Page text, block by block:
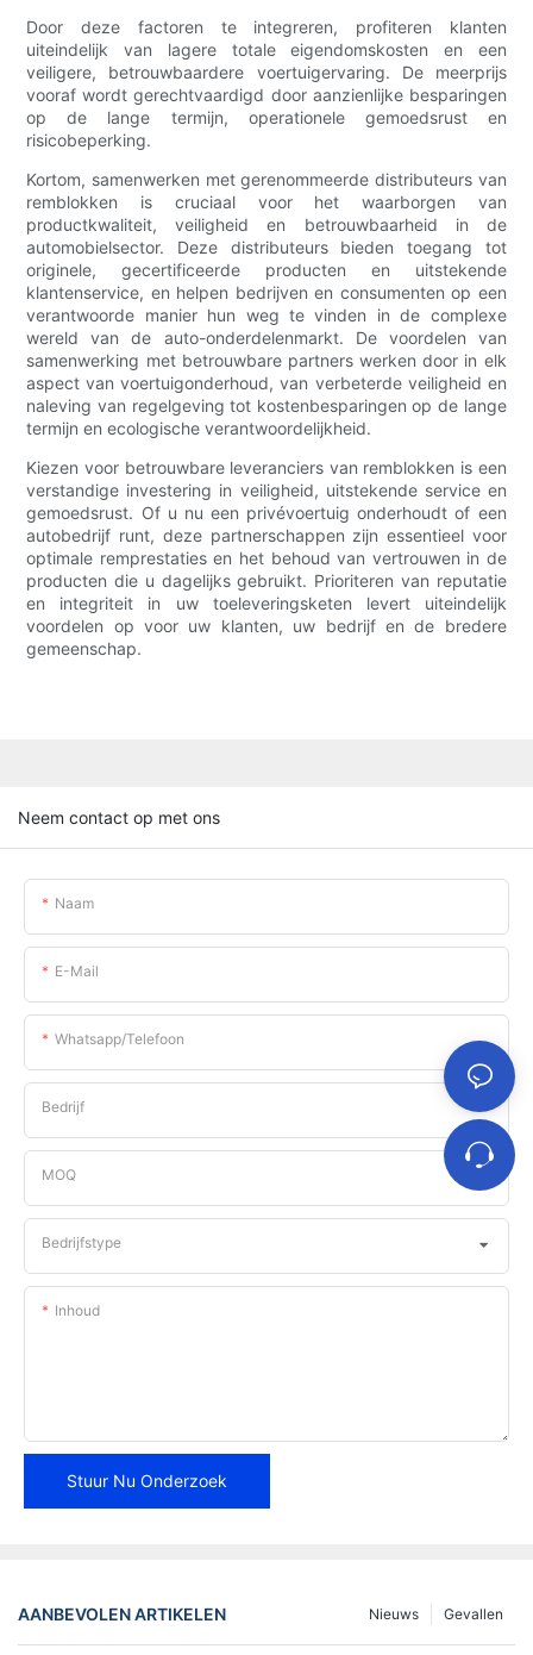
Door deze factoren te integreren, profiteren klanten
uiteindelijk van lagere totale eigendomskosten en een
veiligere, betrouwbaardere voertuigervaring. De meerprijs
vooraf wordt gerechtvaardigd door aanzienlijke besparingen
op de lange termijn, operationele gemoedsrust en
risicobeperking.
Kortom, samenwerken met gerenommeerde distributeurs van
remblokken is cruciaal voor het waarborgen van
productkwaliteit, veiligheid en betrouwbaarheid in de
automobielsector. Deze distributeurs bieden toegang tot
originele, gecertificeerde producten en uitstekende
klantenservice, en helpen bedrijven en consumenten op een
verantwoorde manier hun weg te vinden in de complexe
wereld van de auto-onderdelenmarkt. De voordelen van
samenwerking met betrouwbare partners werken door in elk
aspect van voertuigonderhoud, van verbeterde veiligheid en
naleving van regelgeving tot kostenbesparingen op de lange
termijn en ecologische verantwoordelijkheid.
Kiezen voor betrouwbare leveranciers van remblokken is een
verstandige investering in veiligheid, uitstekende service en
gemoedsrust. Of u nu een privévoertuig onderhoudt of een
autobedrijf runt, deze partnerschappen zijn essentieel voor
optimale remprestaties en het behoud van vertrouwen in de
producten die u dagelijks gebruikt. Prioriteren van reputatie
en integriteit in uw toeleveringsketen levert uiteindelijk
voordelen op voor uw klanten, uw bedrijf en de bredere
gemeenschap.
Neem contact op met ons
Naam
E-Mail
Whatsapp/telefoon
Bedrijf
MOQ
Bedrijfstype
Inhoud
Stuur Nu Onderzoek
AANBEVOLEN ARTIKELEN Gevallen
Nieuws